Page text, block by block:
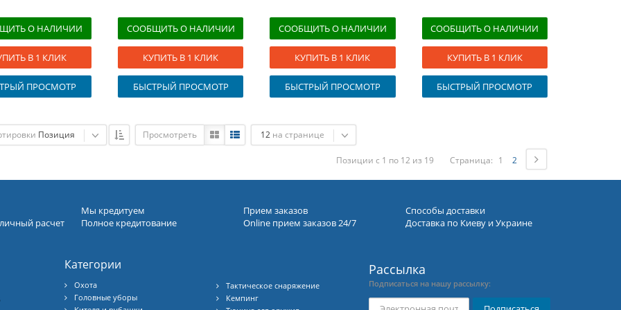
О НАЛИЧИИ
В 1 КЛИК
ПРОСМОТР
СООБЩИТЬ О НАЛИЧИИ
КУПИТЬ В 1 КЛИК
БЫСТРЫЙ ПРОСМОТР
СООБЩИТЬ О НАЛИЧИИ
КУПИТЬ В 1 КЛИК
БЫСТРЫЙ ПРОСМОТР
СООБЩИТЬ О НАЛИЧИИ
КУПИТЬ В 1 КЛИК
БЫСТРЫЙ ПРОСМОТР
Позиция Просмотреть 12 на странице
Позиции с 1 по 12 из 19 Страница: 1 2
расчет
Мы кредитуем
Полное кредитование
Прием заказов
Online прием заказов 24/7
Способы доставки
Доставка по Киеву и Украине
Категории
Охота
Головные уборы
Тактическое снаряжение
Кемпинг
Рассылка
Подписаться на нашу рассылку: